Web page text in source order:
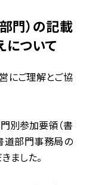
門）の記載
について
にご理解とご協
別参加要領（書
道部門事務局の
ました。